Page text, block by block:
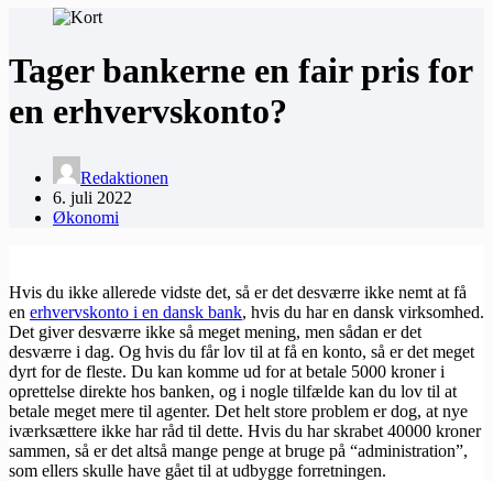
Tager bankerne en fair pris for
en erhvervskonto?
Redaktionen
6. juli 2022
Økonomi
Hvis du ikke allerede vidste det, så er det desværre ikke nemt at få
en erhvervskonto i en dansk bank, hvis du har en dansk virksomhed.
Det giver desværre ikke så meget mening, men sådan er det
desværre i dag. Og hvis du får lov til at få en konto, så er det meget
dyrt for de fleste. Du kan komme ud for at betale 5000 kroner i
oprettelse direkte hos banken, og i nogle tilfælde kan du lov til at
betale meget mere til agenter. Det helt store problem er dog, at nye
iværksættere ikke har råd til dette. Hvis du har skrabet 40000 kroner
sammen, så er det altså mange penge at bruge på “administration”,
som ellers skulle have gået til at udbygge forretningen.